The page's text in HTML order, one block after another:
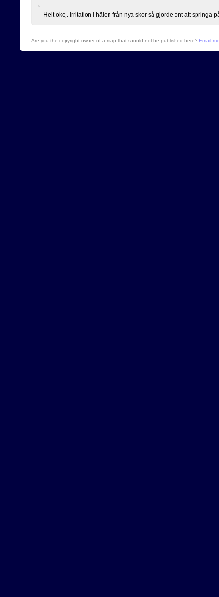
Helt okej. Irritation i hälen från nya skor så gjorde ont att springa
Are you the copyright owner of a map that should not be published here? Email me